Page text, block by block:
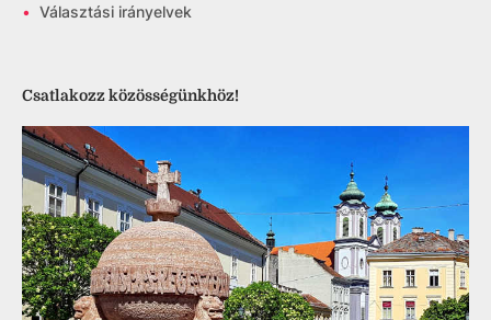
• Választási irányelvek
Csatlakozz közösségünkhöz!